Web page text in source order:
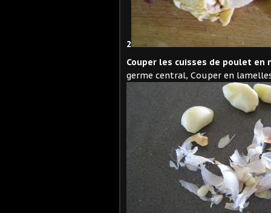
2
Couper les cuisses de poulet en
germe central, Couper en